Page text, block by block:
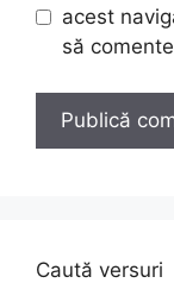
acest
să
Caută versuri